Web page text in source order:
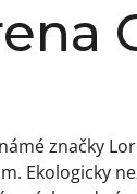
značky
Ekologicky